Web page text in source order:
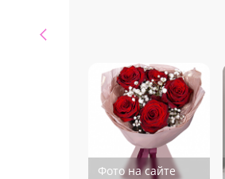
Фото на сайте